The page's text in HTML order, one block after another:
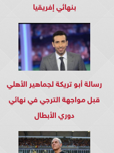
بنهائي إفريقيا
رسالة أبو تريكة لجماهير الأهلي
قبل مواجهة الترجي في نهائي
دوري الأبطال